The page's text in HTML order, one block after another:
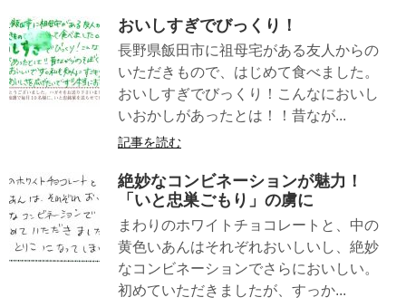
おいしすぎでびっくり！
長野県飯田市に祖母宅がある友人からの
いただきもので、はじめて食べました。
おいしすぎでびっくり！こんなにおいし
いおかしがあったとは！！昔なが...
記事を読む
絶妙なコンビネーションが魅力！
「いと忠巣ごもり」の虜に
まわりのホワイトチョコレートと、中の
黄色いあんはそれぞれおいしいし、絶妙
なコンビネーションでさらにおいしい。
初めていただきましたが、すっか...